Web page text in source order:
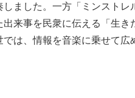
ました。一方「ミンストレ
来事を民衆に伝える「生き
は、情報を音楽に乗せて広